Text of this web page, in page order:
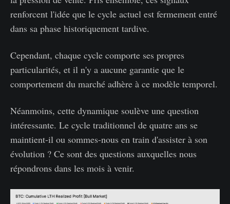
renforcent l'idée que le cycle actuel est fermement entré
dans sa phase historiquement tardive.
Cependant, chaque cycle comporte ses propres
particularités, et il n'y a aucune garantie que le
comportement du marché adhère à ce modèle temporel.
Néanmoins, cette dynamique soulève une question
intéressante. Le cycle traditionnel de quatre ans se
maintient-il ou sommes-nous en train d'assister à son
évolution ? Ce sont des questions auxquelles nous
répondrons dans les mois à venir.